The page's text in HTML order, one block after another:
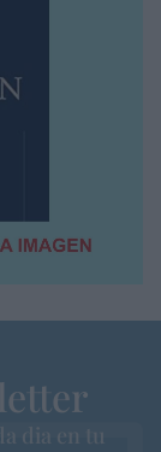
dia en tu